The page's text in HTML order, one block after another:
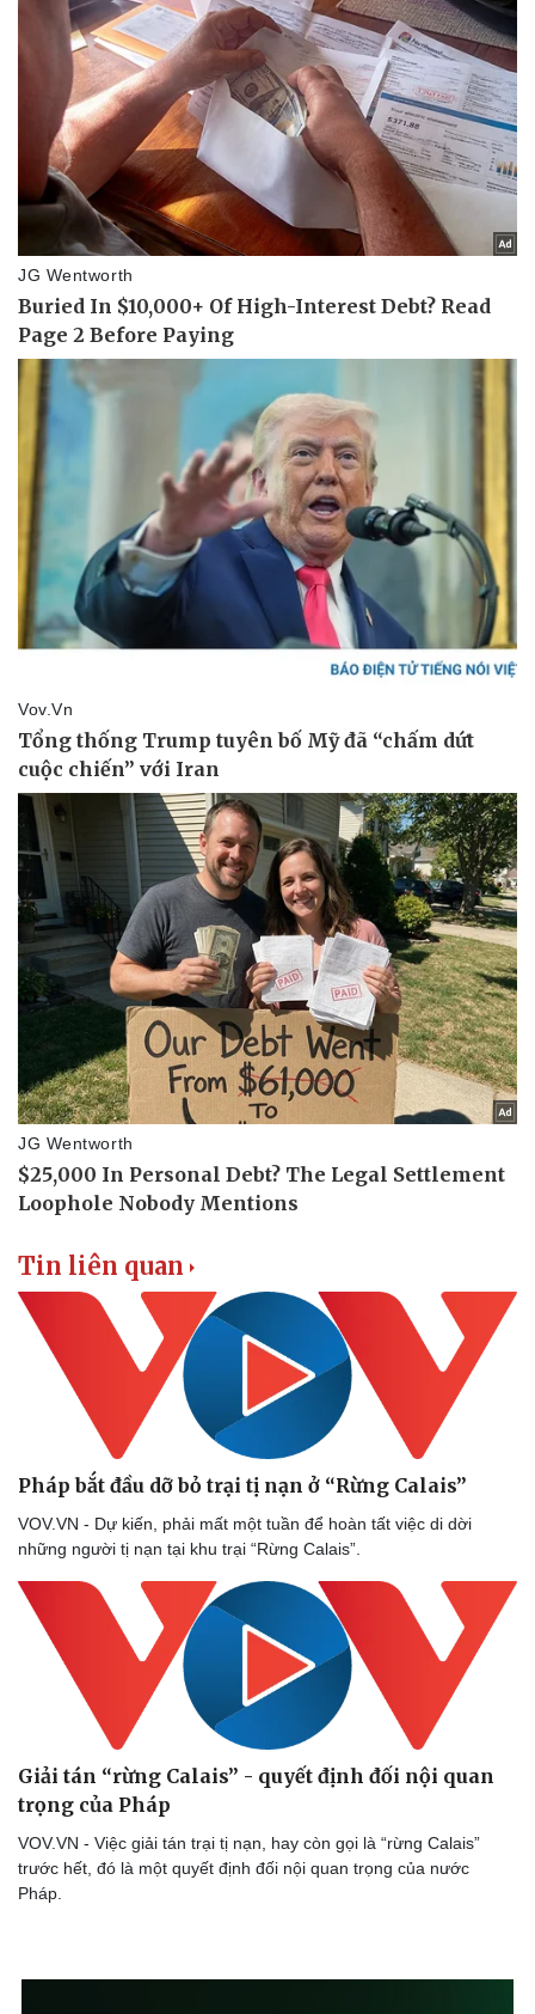
Lịch thi đấu bóng đá
Thế giới thể thao
eSports
Hậu trường
Ô tô - Xe máy
Ô tô
Xe máy
Tư vấn
Tin liên quan
Pháp bắt đầu dỡ bỏ trại tị nạn ở “Rừng Calais”
VOV.VN - Dự kiến, phải mất một tuần để hoàn tất việc di dời
những người tị nạn tại khu trại “Rừng Calais”.
Giải tán “rừng Calais” - quyết định đối nội quan
trọng của Pháp
VOV.VN - Việc giải tán trại tị nạn, hay còn gọi là “rừng Calais”
trước hết, đó là một quyết định đối nội quan trọng của nước
Pháp.